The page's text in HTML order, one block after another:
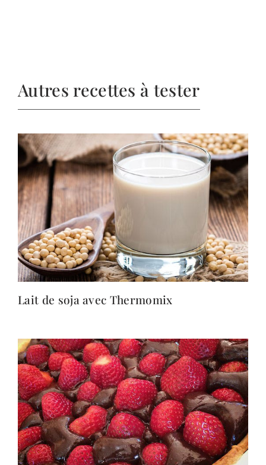
Autres recettes à tester
Lait de soja avec Thermomix